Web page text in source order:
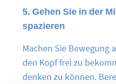
5. Gehen Sie in der
spazieren
Machen Sie Bewegung
den Kopf frei zu
denken zu können.